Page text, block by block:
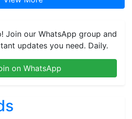
Join our WhatsApp group and
updates you need. Daily.
on WhatsApp